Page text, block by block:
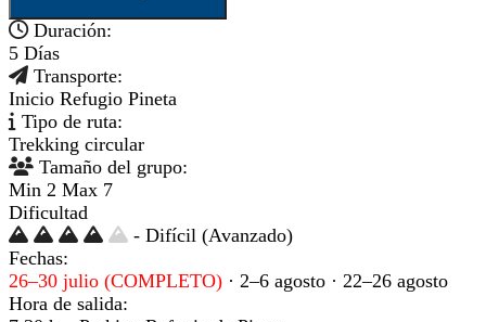
Extrem
guiado
|
5
días
cantidad
Duración:
5 Días
Transporte:
Inicio Refugio Pineta
Tipo de ruta:
Trekking circular
Tamaño del grupo:
Min 2 Max 7
Dificultad
- Difícil (Avanzado)
Fechas:
26–30 julio (COMPLETO) · 2–6 agosto · 22–26 agosto
Hora de salida: